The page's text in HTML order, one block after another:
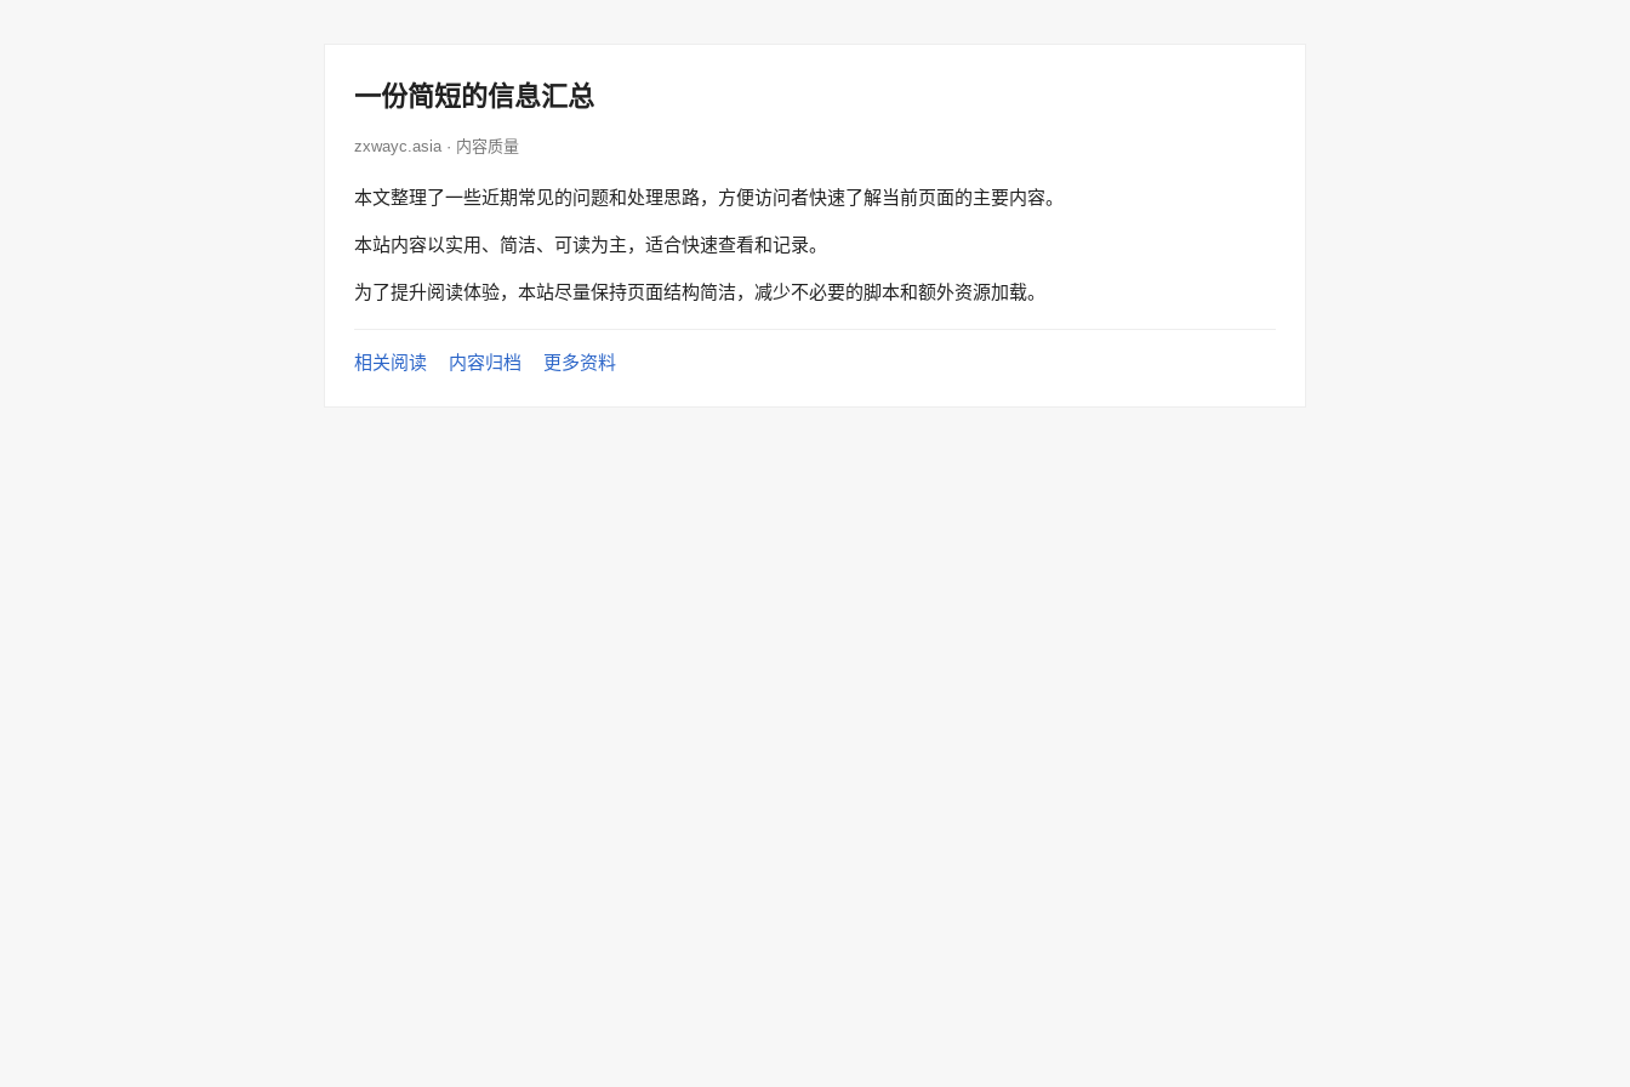
一份简短的信息汇总
zxwayc.asia · 内容质量
本文整理了一些近期常见的问题和处理思路，方便访问者快速了解当前页面的主要内容。
本站内容以实用、简洁、可读为主，适合快速查看和记录。
为了提升阅读体验，本站尽量保持页面结构简洁，减少不必要的脚本和额外资源加载。
相关阅读 内容归档 更多资料